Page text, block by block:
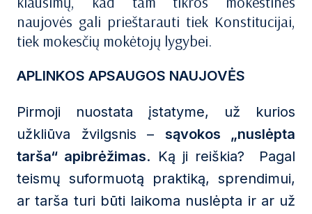
naujovės gali prieštarauti tiek Konstitucijai,
tiek mokesčių mokėtojų lygybei.
APLINKOS APSAUGOS NAUJOVĖS
Pirmoji nuostata įstatyme, už kurios
užkliūva žvilgsnis – sąvokos „nuslėpta
tarša“ apibrėžimas. Ką ji reiškia? Pagal
teismų suformuotą praktiką, sprendimui,
ar tarša turi būti laikoma nuslėpta ir ar už